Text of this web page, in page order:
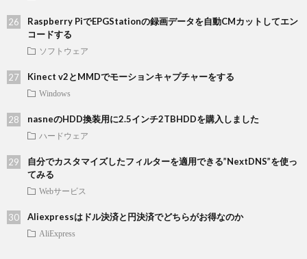
Raspberry PiでEPGStationの録画データを自動CMカットしてエン
コードする
ソフトウェア
Kinect v2とMMDでモーションキャプチャーをする
Windows
nasneのHDD換装用に2.5インチ2TBHDDを購入しました
ハードウェア
自分でカスタマイズしたフィルターを適用できる”NextDNS”を使っ
てみる
Webサービス
Aliexpressはドル決済と円決済でどちらがお得なのか
AliExpress